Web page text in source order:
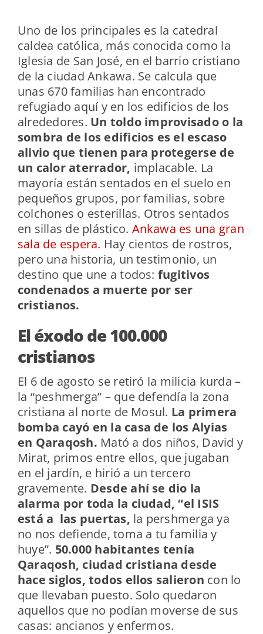
Uno de los principales es la catedral
caldea católica, más conocida como la
Iglesia de San José, en el barrio cristiano
de la ciudad Ankawa. Se calcula que
unas 670 familias han encontrado
refugiado aquí y en los edificios de los
alrededores. Un toldo improvisado o la
sombra de los edificios es el escaso
alivio que tienen para protegerse de
un calor aterrador, implacable. La
mayoría están sentados en el suelo en
pequeños grupos, por familias, sobre
colchones o esterillas. Otros sentados
en sillas de plástico. Ankawa es una gran
sala de espera. Hay cientos de rostros,
pero una historia, un testimonio, un
destino que une a todos: fugitivos
condenados a muerte por ser
cristianos.
El éxodo de 100.000
cristianos
El 6 de agosto se retiró la milicia kurda –
la “peshmerga” – que defendía la zona
cristiana al norte de Mosul. La primera
bomba cayó en la casa de los Alyias
en Qaraqosh. Mató a dos niños, David y
Mirat, primos entre ellos, que jugaban
en el jardín, e hirió a un tercero
gravemente. Desde ahí se dio la
alarma por toda la ciudad, “el ISIS
está a las puertas, la pershmerga ya
no nos defiende, toma a tu familia y
huye”. 50.000 habitantes tenía
Qaraqosh, ciudad cristiana desde
hace siglos, todos ellos salieron con lo
que llevaban puesto. Solo quedaron
aquellos que no podían moverse de sus
casas: ancianos y enfermos.